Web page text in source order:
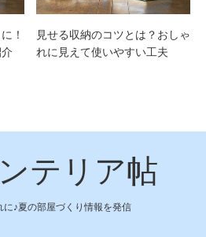
！
見せる収納のコツとは？おしゃ
れに見えて使いやすい工夫
テリア帖
に♪夏の部屋づくり情報を発信